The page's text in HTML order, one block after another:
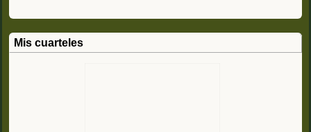
Mis cuarteles